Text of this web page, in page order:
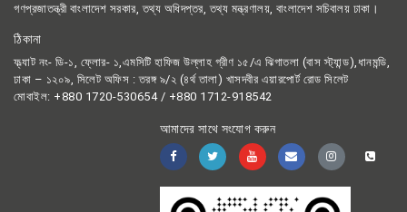
গণপ্রজাতন্ত্রী বাংলাদেশ সরকার, তথ্য অধিদপ্তর, তথ্য মন্ত্রণালয়, বাংলাদেশ সচিবালয় ঢাকা।
ঠিকানা
ফ্ল্যাট নং- ডি-১, ফ্লোর- ১,এমসিটি হাফিজ উল্লাহ গ্রীণ ১৫/এ ঝিগাতলা (বাস স্ট্যান্ড),ধানমন্ডি,
ঢাকা – ১২০৯, সিলেট অফিস : তরঙ্গ ৯/২ (৪র্থ তালা) খাসদবীর এয়ারপোর্ট রোড সিলেট
মোবাইল: +880 1720-530654 / +880 1712-918542
আমাদের সাথে সংযোগ করুন